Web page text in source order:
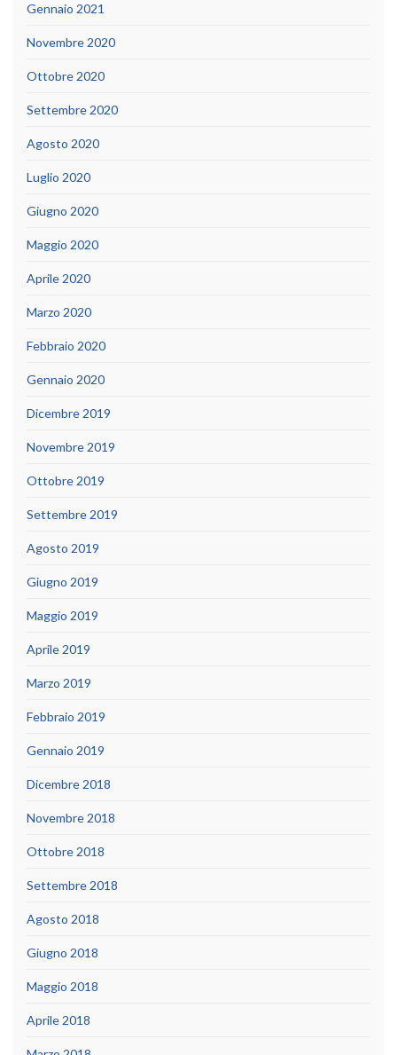
Gennaio 2021
Novembre 2020
Ottobre 2020
Settembre 2020
Agosto 2020
Luglio 2020
Giugno 2020
Maggio 2020
Aprile 2020
Marzo 2020
Febbraio 2020
Gennaio 2020
Dicembre 2019
Novembre 2019
Ottobre 2019
Settembre 2019
Agosto 2019
Giugno 2019
Maggio 2019
Aprile 2019
Marzo 2019
Febbraio 2019
Gennaio 2019
Dicembre 2018
Novembre 2018
Ottobre 2018
Settembre 2018
Agosto 2018
Giugno 2018
Maggio 2018
Aprile 2018